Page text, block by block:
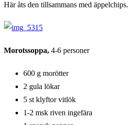
Här åts den tillsammans med äppelchips.
Morotssoppa, 4-6 personer
600 g morötter
2 gula lökar
5 st klyftor vitlök
1-2 msk riven ingefära